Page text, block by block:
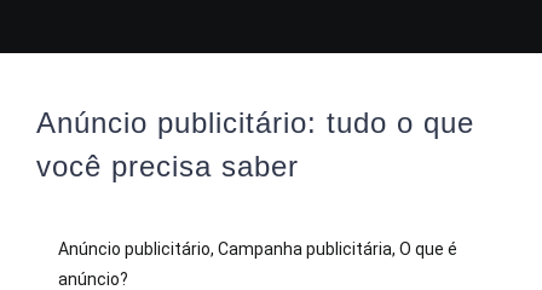
Anúncio publicitário: tudo o que
você precisa saber
Anúncio publicitário, Campanha publicitária, O que é
anúncio?